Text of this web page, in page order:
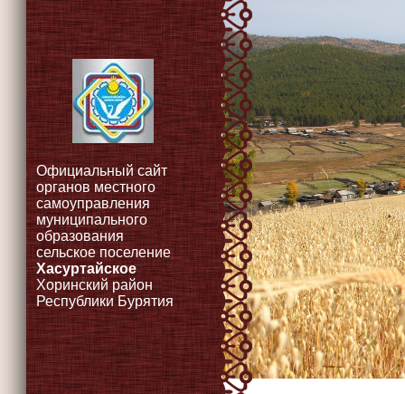
Официальный сайт
органов местного
самоуправления
муниципального
образования
сельское поселение
Хасуртайское
Хоринский район
Республики Бурятия